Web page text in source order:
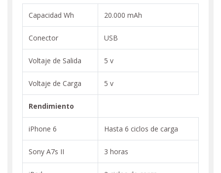
Capacidad Wh 20.000 mAh
Conector USB
Voltaje de Salida 5 v
Voltaje de Carga 5 v
Rendimiento
iPhone 6 Hasta 6 ciclos de carga
Sony A7s II 3 horas